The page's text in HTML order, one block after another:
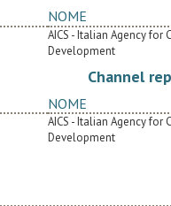
NOME
AICS - Italian Agency for
Development
Channel
NOME
AICS - Italian Agency for
Development